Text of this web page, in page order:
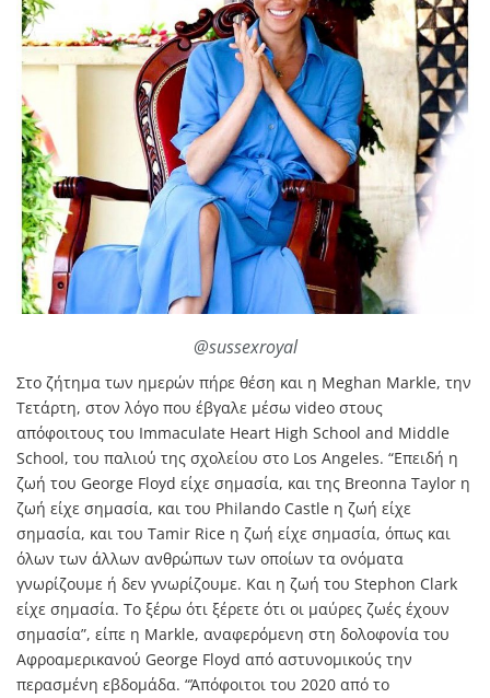
@sussexroyal
Στο ζήτημα των ημερών πήρε θέση και η Meghan Markle, την
Τετάρτη, στον λόγο που έβγαλε μέσω video στους
απόφοιτους του Immaculate Heart High School and Middle
School, του παλιού της σχολείου στο Los Angeles. “Επειδή η
ζωή του George Floyd είχε σημασία, και της Breonna Taylor η
ζωή είχε σημασία, και του Philando Castle η ζωή είχε
σημασία, και του Tamir Rice η ζωή είχε σημασία, όπως και
όλων των άλλων ανθρώπων των οποίων τα ονόματα
γνωρίζουμε ή δεν γνωρίζουμε. Και η ζωή του Stephon Clark
είχε σημασία. Το ξέρω ότι ξέρετε ότι οι μαύρες ζωές έχουν
σημασία”, είπε η Markle, αναφερόμενη στη δολοφονία του
Αφροαμερικανού George Floyd από αστυνομικούς την
περασμένη εβδομάδα. “Άπόφοιτοι του 2020 από το